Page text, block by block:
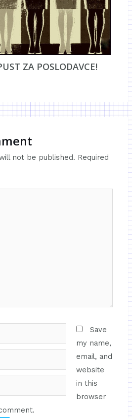
ZA POSLODAVCE!
not be published. Required
Save
my name,
email, and
website
in this
browser